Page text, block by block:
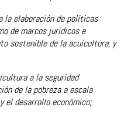
la elaboración de políticas
de marcos jurídicos e
sostenible de la acuicultura, y
a la seguridad
de la pobreza a escala
el desarrollo económico;